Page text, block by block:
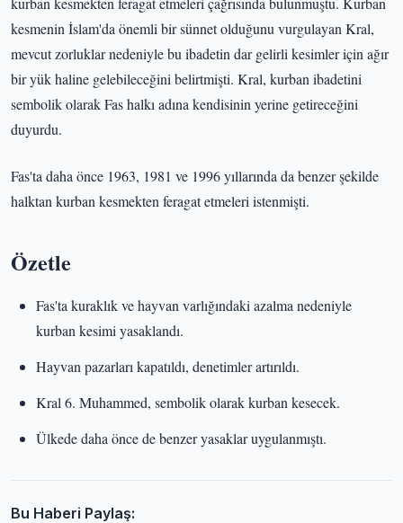
kesmenin İslam'da önemli bir sünnet olduğunu vurgulayan Kral,
mevcut zorluklar nedeniyle bu ibadetin dar gelirli kesimler için ağır
bir yük haline gelebileceğini belirtmişti. Kral, kurban ibadetini
sembolik olarak Fas halkı adına kendisinin yerine getireceğini
duyurdu.
Fas'ta daha önce 1963, 1981 ve 1996 yıllarında da benzer şekilde
halktan kurban kesmekten feragat etmeleri istenmişti.
Özetle
Fas'ta kuraklık ve hayvan varlığındaki azalma nedeniyle
kurban kesimi yasaklandı.
Hayvan pazarları kapatıldı, denetimler artırıldı.
Kral 6. Muhammed, sembolik olarak kurban kesecek.
Ülkede daha önce de benzer yasaklar uygulanmıştı.
Bu Haberi Paylaş: